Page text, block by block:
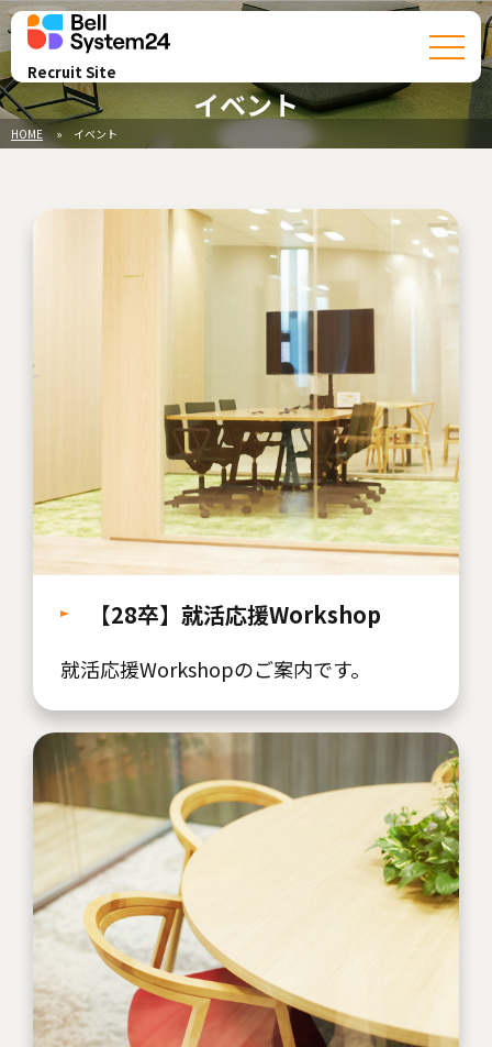
Recruit Site
HOME イベント
イベント
【28卒】就活応援Workshop
就活応援Workshopのご案内です。